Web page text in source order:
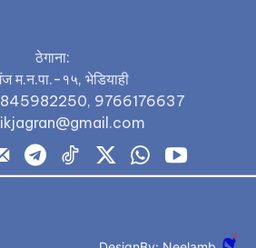
ठेगाना:
म.न.पा.-१५, भेडियाही
9845982250, 9766176637